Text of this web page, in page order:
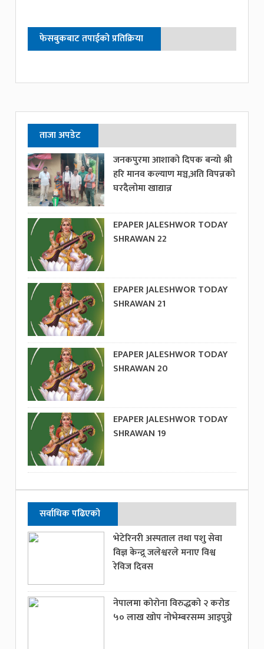
फेसबुकबाट तपाईको प्रतिक्रिया
ताजा अपडेट
जनकपुरमा आशाको दिपक बन्यो श्री
हरि मानव कल्याण मञ्च,अति विपन्नको
घरदैलोमा खाद्यान्न
EPAPER JALESHWOR TODAY
SHRAWAN 22
EPAPER JALESHWOR TODAY
SHRAWAN 21
EPAPER JALESHWOR TODAY
SHRAWAN 20
EPAPER JALESHWOR TODAY
SHRAWAN 19
सर्वाधिक पढिएको
भेटेरिनरी अस्पताल तथा पशु सेवा
विज्ञ केन्द्र्र जलेश्वरले मनाए विश्व
रेविज दिवस
नेपालमा कोरोना विरुद्धको २ करोड
५० लाख खोप नोभेम्बरसम्म आइपुग्ने